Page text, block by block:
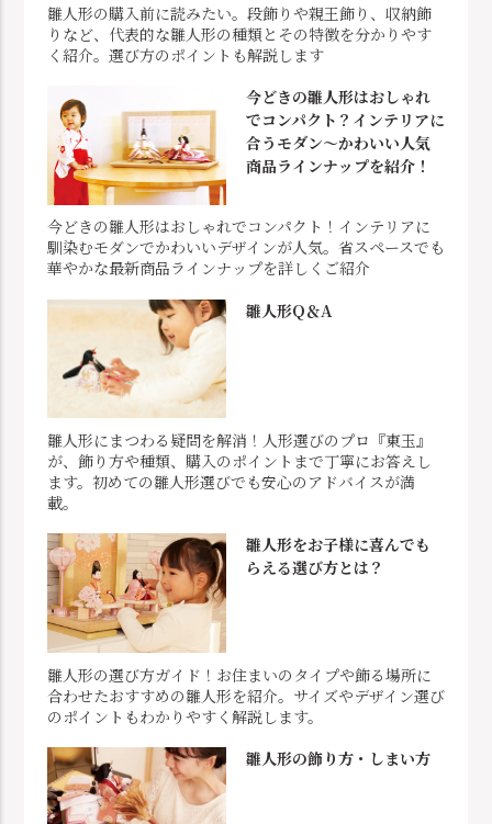
雛人形の購入前に読みたい。段飾りや親王飾り、収納飾
りなど、代表的な雛人形の種類とその特徴を分かりやす
く紹介。選び方のポイントも解説します
今どきの雛人形はおしゃれ
でコンパクト？インテリアに
合うモダン～かわいい人気
商品ラインナップを紹介！
今どきの雛人形はおしゃれでコンパクト！インテリアに
馴染むモダンでかわいいデザインが人気。省スペースでも
華やかな最新商品ラインナップを詳しくご紹介
雛人形Q＆A
雛人形にまつわる疑問を解消！人形選びのプロ『東玉』
が、飾り方や種類、購入のポイントまで丁寧にお答えし
ます。初めての雛人形選びでも安心のアドバイスが満
載。
雛人形をお子様に喜んでも
らえる選び方とは？
雛人形の選び方ガイド！お住まいのタイプや飾る場所に
合わせたおすすめの雛人形を紹介。サイズやデザイン選び
のポイントもわかりやすく解説します。
雛人形の飾り方・しまい方